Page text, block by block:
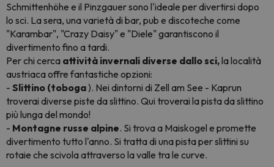
Schmittenhöhe e il Pinzgauer sono l'ideale per divertirsi dopo
lo sci. La sera, una varietà di bar, pub e discoteche come
"Karambar", "Crazy Daisy" e "Diele" garantiscono il
divertimento fino a tardi.
Per chi cerca attività invernali diverse dallo sci,la località
austriaca offre fantastiche opzioni:
- Slittino (toboga). Nei dintorni di Zell am See - Kaprun
troverai diverse piste da slittino. Qui troverai la pista da slittino
più lunga del mondo!
- Montagne russe alpine. Si trova a Maiskogel e promette
divertimento tutto l'anno. Si tratta di una pista per slittini su
rotaie che scivola attraverso la valle tra le curve.